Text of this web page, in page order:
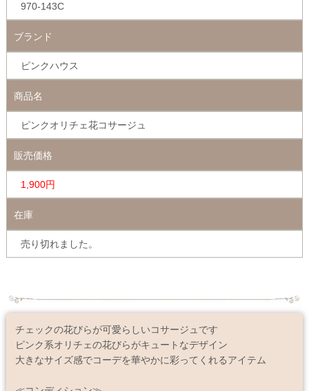
970-143C
ブランド
ピンクハウス
商品名
ピンクオリチェ花コサージュ
販売価格
1,900円
在庫
売り切れました。
チェックの花びらが可愛らしいコサージュです
ピンク系オリチェの花びらがキュートなデザイン
大きなサイズ感でコーデを華やかに彩ってくれるアイテム